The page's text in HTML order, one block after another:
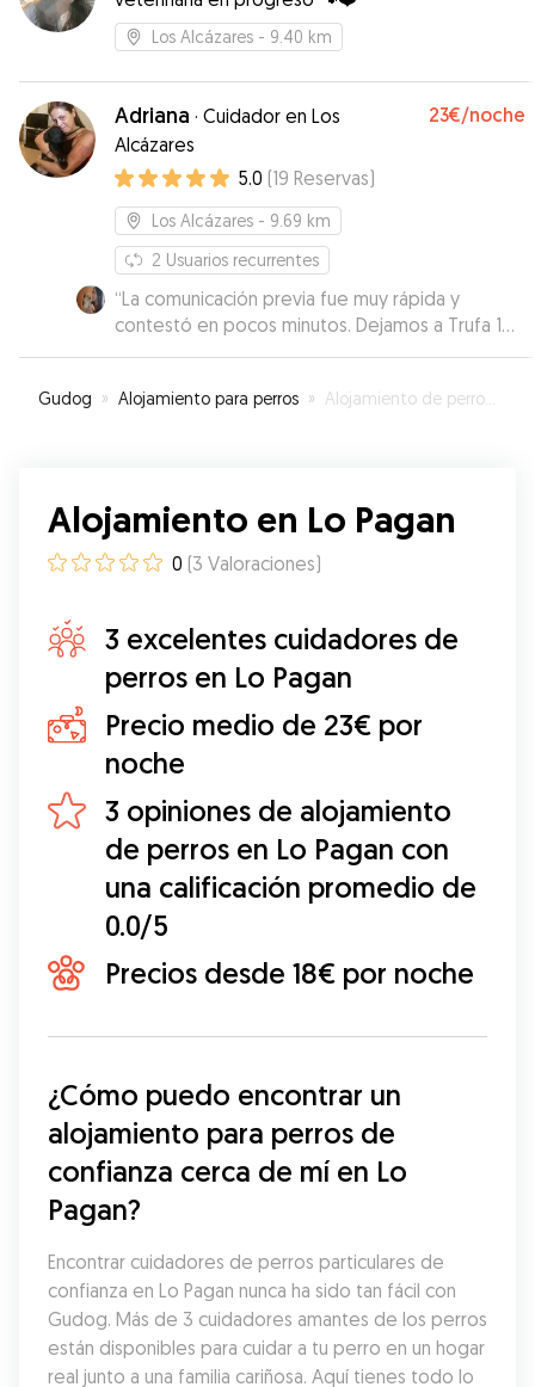
Los Alcázares - 9.40 km
Adriana · Cuidador en Los
Alcázares
23€/noche
5.0 (19 Reservas)
Los Alcázares - 9.69 km
2 Usuarios recurrentes
“La comunicación previa fue muy rápida y
contestó en pocos minutos. Dejamos a Trufa 1
dia y la verdad que no pudo estar mejor cuidada
también chuches. Repetiría.”
Gudog » Alojamiento para perros » Alojamiento de perros en Lo Pagan
Alojamiento en Lo Pagan
0 (3 Valoraciones)
3 excelentes cuidadores de
perros en Lo Pagan
Precio medio de 23€ por
noche
3 opiniones de alojamiento
de perros en Lo Pagan con
una calificación promedio de
0.0/5
Precios desde 18€ por noche
¿Cómo puedo encontrar un
alojamiento para perros de
confianza cerca de mí en Lo
Pagan?
Encontrar cuidadores de perros particulares de
confianza en Lo Pagan nunca ha sido tan fácil con
Gudog. Más de 3 cuidadores amantes de los perros
están disponibles para cuidar a tu perro en un hogar
real junto a una familia cariñosa. Aquí tienes todo lo